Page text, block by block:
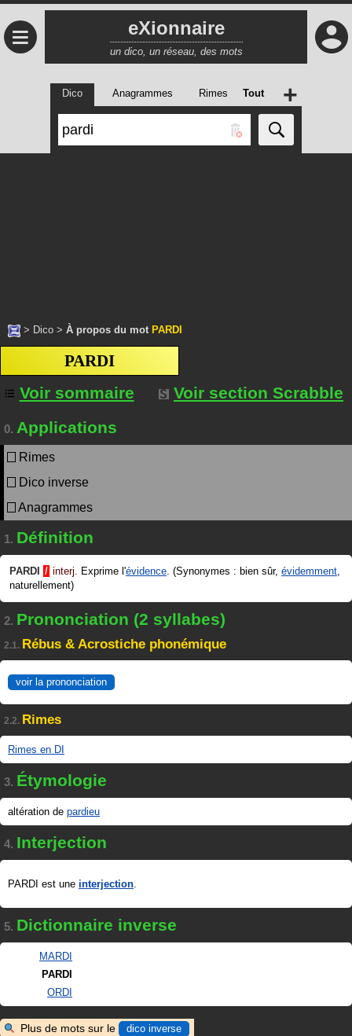
≡ eXionnaire
un dico, un réseau, des mots
Dico Anagrammes Rimes Tout +
> Dico > À propos du mot PARDI
PARDI
Voir sommaire
Voir section Scrabble
0. Applications
Rimes
Dico inverse
Anagrammes
1. Définition
PARDI / interj. Exprime l'évidence. (Synonymes : bien sûr, évidemment,
naturellement)
2. Prononciation (2 syllabes)
2.1. Rébus & Acrostiche phonémique
voir la prononciation
2.2. Rimes
Rimes en DI
3. Étymologie
altération de pardieu
4. Interjection
PARDI est une interjection.
5. Dictionnaire inverse
MARDI
PARDI
ORDI
Plus de mots sur le dico inverse